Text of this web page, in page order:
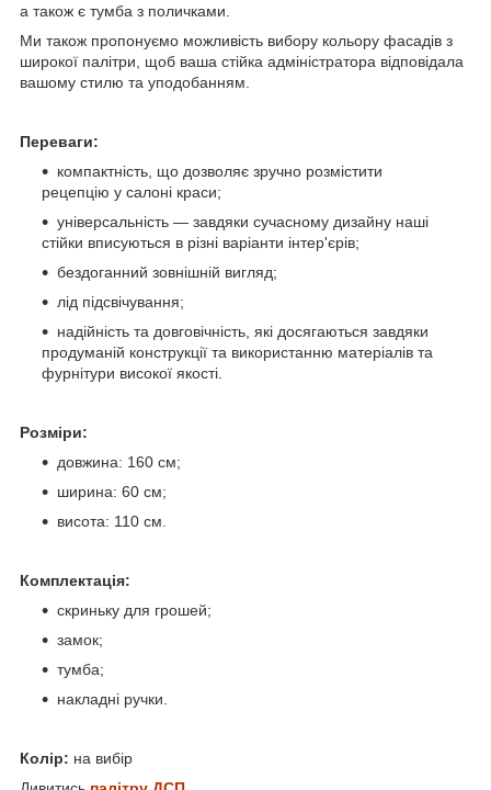
а також є тумба з поличками.
Ми також пропонуємо можливість вибору кольору фасадів з
широкої палітри, щоб ваша стійка адміністратора відповідала
вашому стилю та уподобанням.
Переваги:
компактність, що дозволяє зручно розмістити
рецепцію у салоні краси;
універсальність — завдяки сучасному дизайну наші
стійки вписуються в різні варіанти інтер'єрів;
бездоганний зовнішній вигляд;
лід підсвічування;
надійність та довговічність, які досягаються завдяки
продуманій конструкції та використанню матеріалів та
фурнітури високої якості.
Розміри:
довжина: 160 см;
ширина: 60 см;
висота: 110 см.
Комплектація:
скриньку для грошей;
замок;
тумба;
накладні ручки.
Колір: на вибір